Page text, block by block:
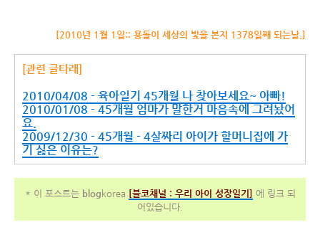
[2010년 1월 1일:: 용돌이 세상의 빛을 본지 1378일째 되는날.]
[관련 글타래]
2010/04/08 - 육아일기 45개월 나 찾아보세요~ 아빠!
2010/01/08 - 45개월 엄마가 말한거 마음속에 그려놨어
요.
2009/12/30 - 45개월 - 4살짜리 아이가 할머니집에 가
기 싫은 이유는?
* 이 포스트는 blog korea [블코채널 : 우리 아이 성장일기] 에 링크 되
어있습니다.